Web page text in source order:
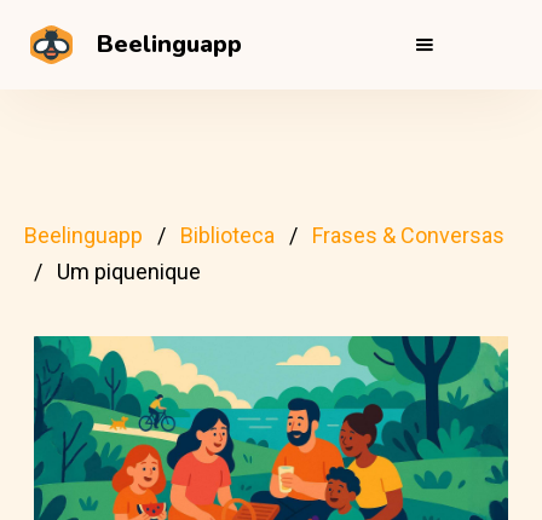
Beelinguapp
Beelinguapp Biblioteca
Frases & Conversas
Um piquenique